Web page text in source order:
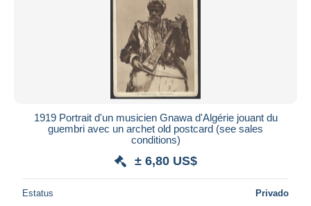
1919 Portrait d'un musicien Gnawa d'Algérie jouant du
guembri avec un archet old postcard (see sales
conditions)
± 6,80 US$
Estatus Privado